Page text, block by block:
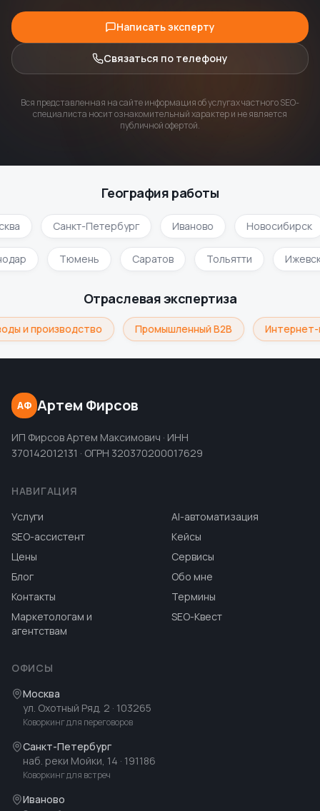
Написать эксперту
Связаться по телефону
Вся представленная на сайте информация об услугах частного SEO-
специалиста носит ознакомительный характер и не является
публичной офертой.
География работы
Санкт-Петербург Иваново Новосибирск
Тюмень Саратов Тольятти
Отраслевая экспертиза
и производство Промышленный B2B Интернет-
АФ Артем Фирсов
ИП Фирсов Артем Максимович · ИНН
370142012131 · ОГРН 320370200017629
НАВИГАЦИЯ
Услуги
AI-автоматизация
SEO-ассистент
Кейсы
Цены
Сервисы
Блог
Обо мне
Контакты
Термины
Маркетологам и
агентствам
SEO-Квест
ОФИСЫ
Москва
ул. Охотный Ряд, 2 · 103265
Коворкинг для переговоров
Санкт-Петербург
наб. реки Мойки, 14 · 191186
Коворкинг для встреч
Иваново